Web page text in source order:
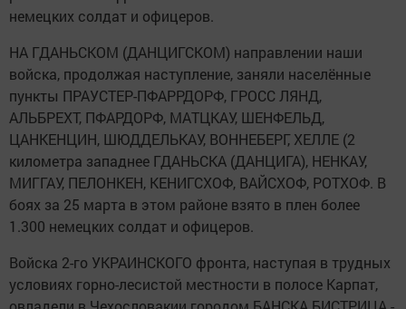
немецких солдат и офицеров.
НА ГДАНЬСКОМ (ДАНЦИГСКОМ) направлении наши
войска, продолжая наступление, заняли населённые
пункты ПРАУСТЕР-ПФАРРДОРФ, ГРОСС ЛЯНД,
АЛЬБРЕХТ, ПФАРДОРФ, МАТЦКАУ, ШЕНФЕЛЬД,
ЦАНКЕНЦИН, ШЮДДЕЛЬКАУ, ВОННЕБЕРГ, ХЕЛЛЕ (2
километра западнее ГДАНЬСКА (ДАНЦИГА), НЕНКАУ,
МИГГАУ, ПЕЛОНКЕН, КЕНИГСХОФ, ВАЙСХОФ, РОТХОФ. В
боях за 25 марта в этом районе взято в плен более
1.300 немецких солдат и офицеров.
Войска 2-го УКРАИНСКОГО фронта, наступая в трудных
условиях горно-лесистой местности в полосе Карпат,